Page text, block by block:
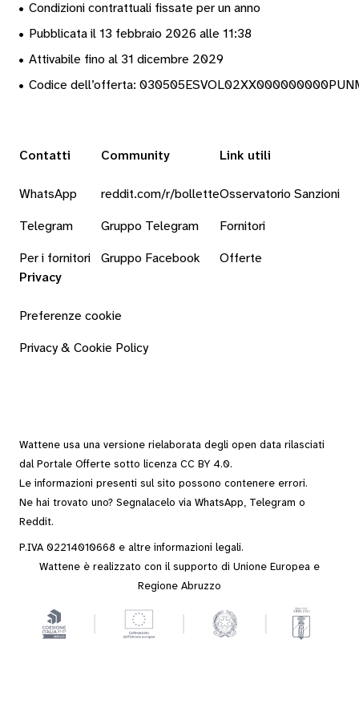
• Condizioni contrattuali fissate per un anno
• Pubblicata il 13 febbraio 2026 alle 11:38
• Attivabile fino al 31 dicembre 2029
• Codice dell’offerta:
Contatti
WhatsApp
Telegram
Per i fornitori
Community
reddit.com/r/bollette
Gruppo Telegram
Gruppo Facebook
Link utili
Osservatorio Sanzioni
Fornitori
Offerte
Privacy
Preferenze cookie
Privacy & Cookie Policy
Wattene usa una versione rielaborata degli open data rilasciati
dal Portale Offerte sotto licenza CC BY 4.0.
Le informazioni presenti sul sito possono contenere errori.
Ne hai trovato uno? Segnalacelo via WhatsApp, Telegram o
Reddit.
P.IVA 02214010668 e altre informazioni legali.
Wattene è realizzato con il supporto di Unione Europea e
Regione Abruzzo